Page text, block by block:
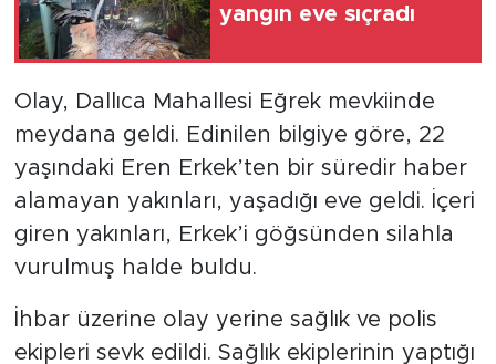
yangın eve sıçradı
Olay, Dallıca Mahallesi Eğrek mevkiinde
meydana geldi. Edinilen bilgiye göre, 22
yaşındaki Eren Erkek’ten bir süredir haber
alamayan yakınları, yaşadığı eve geldi. İçeri
giren yakınları, Erkek’i göğsünden silahla
vurulmuş halde buldu.
İhbar üzerine olay yerine sağlık ve polis
ekipleri sevk edildi. Sağlık ekiplerinin yaptığı